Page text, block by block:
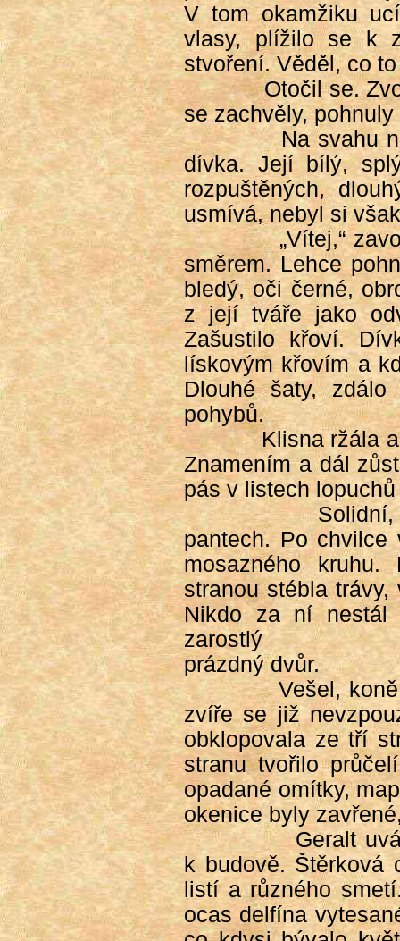
V tom okamžiku
vlasy, plížilo se k
stvoření. Věděl, co
Otočil se.
se zachvěly,
Na svahu
dívka. Její bílý,
rozpuštěných,
usmívá, nebyl si
„Vítej,“
směrem. Lehce
bledý, oči černé,
z její tváře jako
Zašustilo křoví.
lískovým křovím a
Dlouhé šaty,
pohybů.
Klisna ržála
Znamením a dál
pás v listech
pantech. Po
mosazného kruhu.
stranou stébla
Nikdo za ní nestál
zarostlý
prázdný dvůr.
Vešel,
zvíře se již
obklopovala ze tří
stranu tvořilo
opadané omítky,
okenice byly
Geralt
k budově. Štěrková
listí a různého
ocas delfína